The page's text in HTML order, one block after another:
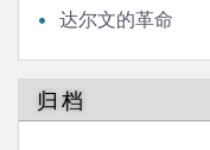
达尔文的革命
归档